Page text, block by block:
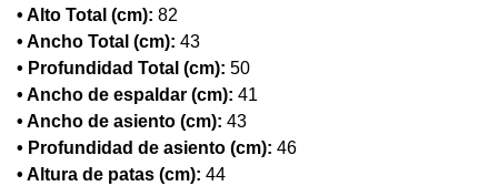
• Alto Total (cm): 82
• Ancho Total (cm): 43
• Profundidad Total (cm): 50
• Ancho de espaldar (cm): 41
• Ancho de asiento (cm): 43
• Profundidad de asiento (cm): 46
• Altura de patas (cm): 44